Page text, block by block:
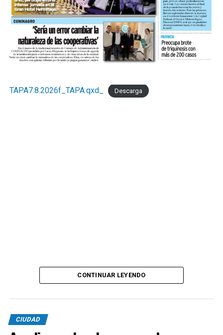
TAPA7.8.2026f_TAPA.qxd_ Descarga
CONTINUAR LEYENDO
CIUDAD